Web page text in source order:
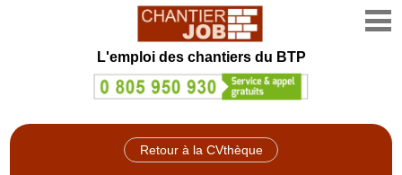
L'emploi des chantiers du BTP
Retour à la CVthèque